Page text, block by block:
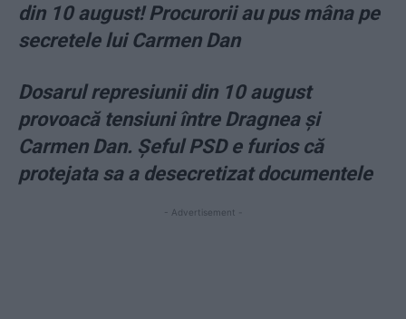
din 10 august! Procurorii au pus mâna pe
secretele lui Carmen Dan
Dosarul represiunii din 10 august
provoacă tensiuni între Dragnea şi
Carmen Dan. Șeful PSD e furios că
protejata sa a desecretizat documentele
- Advertisement -